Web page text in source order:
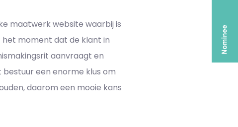
maatwerk website waarbij is
moment dat de klant in
aanvraagt en
een enorme klus om
daarom een mooie kans